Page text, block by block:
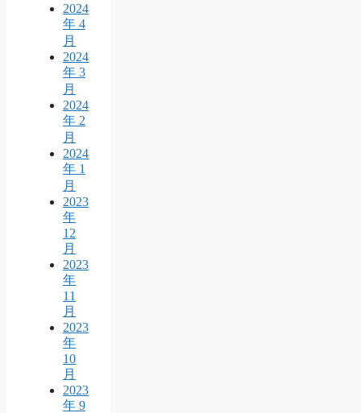
2024
年 4
月
2024
年 3
月
2024
年 2
月
2024
年 1
月
2023
年
12
月
2023
年
11
月
2023
年
10
月
2023
年 9